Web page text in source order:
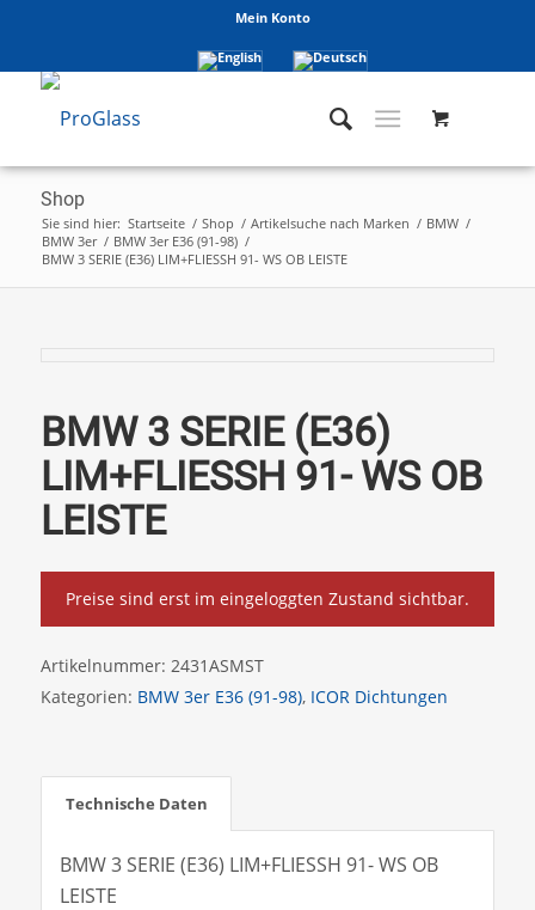
Mein Konto
Shop
Sie sind hier: Startseite / Shop / Artikelsuche nach Marken / BMW /
BMW 3er / BMW 3er E36 (91-98) /
BMW 3 SERIE (E36) LIM+FLIESSH 91- WS OB LEISTE
BMW 3 SERIE (E36)
LIM+FLIESSH 91- WS OB
LEISTE
Preise sind erst im eingeloggten Zustand sichtbar.
Artikelnummer: 2431ASMST
Kategorien: BMW 3er E36 (91-98), ICOR Dichtungen
Technische Daten
BMW 3 SERIE (E36) LIM+FLIESSH 91- WS OB
LEISTE